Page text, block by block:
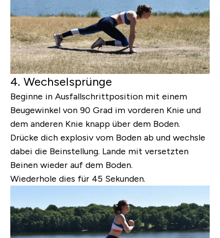
4. Wechselsprünge
Beginne in Ausfallschrittposition mit einem
Beugewinkel von 90 Grad im vorderen Knie und
dem anderen Knie knapp über dem Boden.
Drücke dich explosiv vom Boden ab und wechsle
dabei die Beinstellung. Lande mit versetzten
Beinen wieder auf dem Boden.
Wiederhole dies für 45 Sekunden.